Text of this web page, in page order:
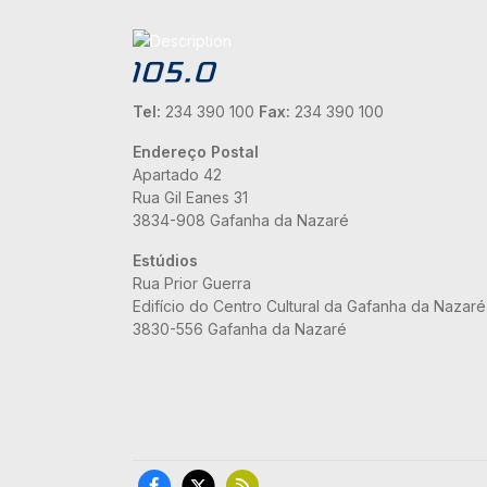
Tel: 234 390 100 Fax: 234 390 100
Endereço Postal
Apartado 42
Rua Gil Eanes 31
3834-908 Gafanha da Nazaré
Estúdios
Rua Prior Guerra
Edifício do Centro Cultural da Gafanha da Nazaré
3830-556 Gafanha da Nazaré